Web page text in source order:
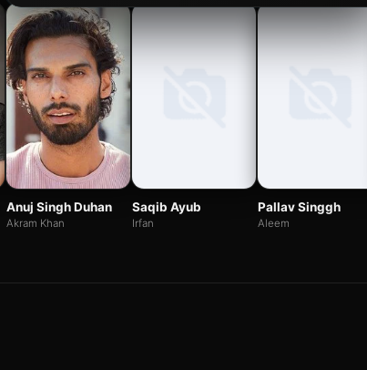
Anuj Singh Duhan
Akram Khan
Saqib Ayub
Irfan
Pallav Singgh
Aleem